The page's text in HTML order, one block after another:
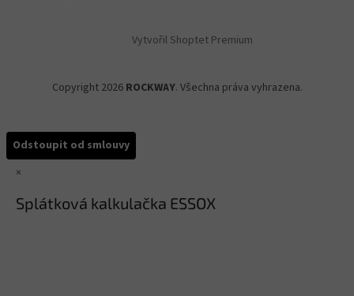
Vytvořil Shoptet Premium
Copyright 2026 ROCKWAY. Všechna práva vyhrazena.
Odstoupit od smlouvy
×
Splátková kalkulačka ESSOX